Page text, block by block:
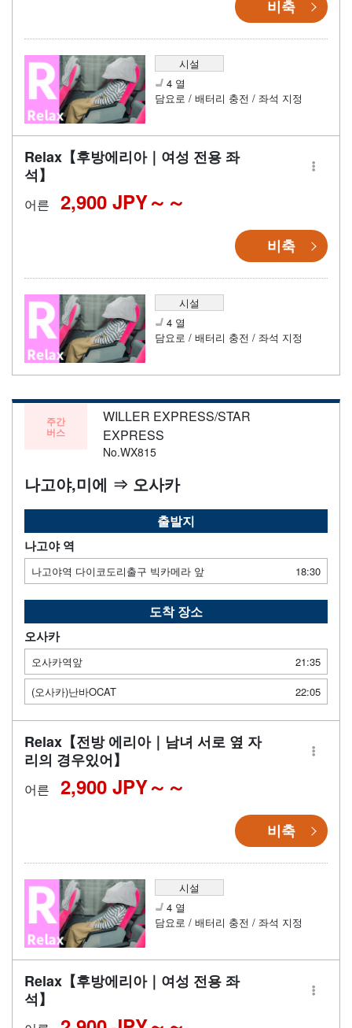
비축
시설
4 열
담요로 / 배터리 충전 / 좌석 지정
Relax【후방에리아｜여성 전용 좌
석】
어른 2,900 JPY～
비축
시설
4 열
담요로 / 배터리 충전 / 좌석 지정
주간
버스
WILLER EXPRESS/STAR
EXPRESS
No.WX815
나고야,미에 ⇒ 오사카
출발지
나고야 역
나고야역 다이코도리출구 빅카메라 앞 18:30
도착 장소
오사카
오사카역앞
21:35
(오사카)난바OCAT
22:05
Relax【전방 에리아｜남녀 서로 옆 자
리의 경우있어】
어른 2,900 JPY～
비축
시설
4 열
담요로 / 배터리 충전 / 좌석 지정
Relax【후방에리아｜여성 전용 좌
석】